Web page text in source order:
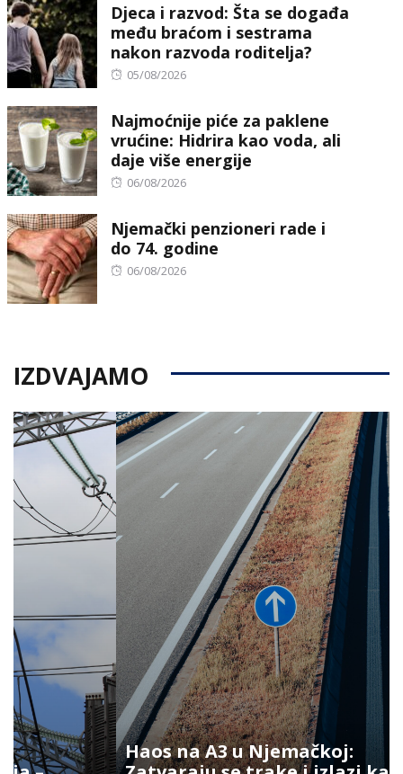
Djeca i razvod: Šta se događa
među braćom i sestrama
nakon razvoda roditelja?
Posted
05/08/2026
Najmoćnije piće za paklene
vrućine: Hidrira kao voda, ali
daje više energije
Posted
06/08/2026
Njemački penzioneri rade i
do 74. godine
Posted
06/08/2026
IZDVAJAMO
Haos na A3 u Njemačkoj: